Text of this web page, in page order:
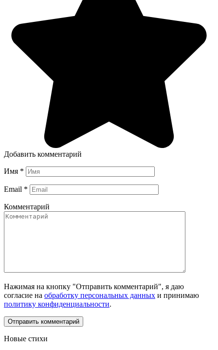
Добавить комментарий
Имя *
Email *
Комментарий
Нажимая на кнопку "Отправить комментарий", я даю
согласие на обработку персональных данных и принимаю
политику конфиденциальности.
Новые стихи